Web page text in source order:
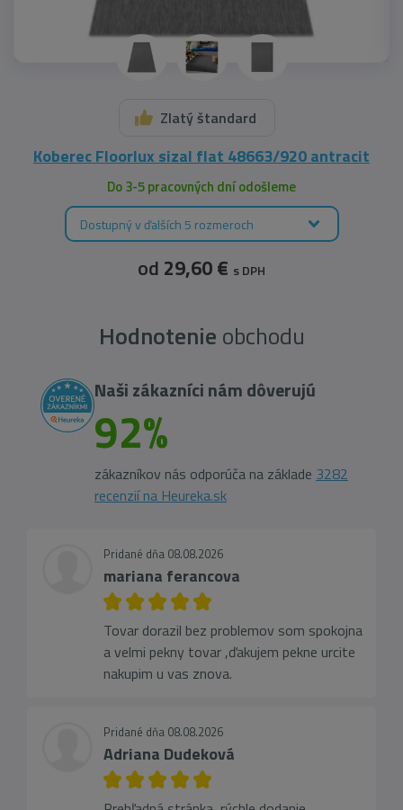
Zlatý štandard
Koberec Floorlux sizal flat 48663/920 antracit
Do 3-5 pracovných dní odošleme
Dostupný v ďalších 5 rozmeroch
od 29,60 € s DPH
Hodnotenie obchodu
Naši zákazníci nám dôverujú
92%
zákazníkov nás odporúča na základe 3282
recenzií na Heureka.sk
Pridané dňa 08.08.2026
mariana ferancova
Tovar dorazil bez problemov som spokojna
a velmi pekny tovar ,ďakujem pekne urcite
nakupim u vas znova.
Pridané dňa 08.08.2026
Adriana Dudeková